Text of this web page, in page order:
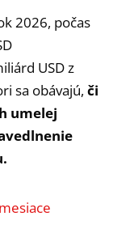
2026, počas
USD z
sa obávajú, či
umelej